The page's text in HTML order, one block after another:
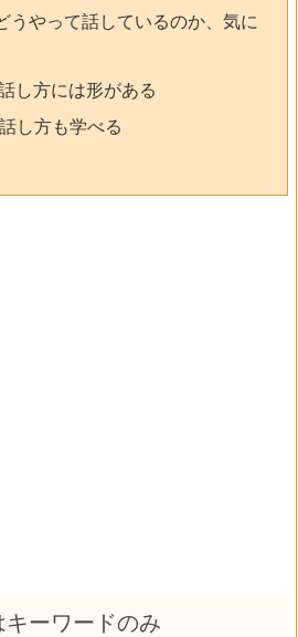
うやって話しているのか、気に
し方には形がある
し方も学べる
キーワードのみ